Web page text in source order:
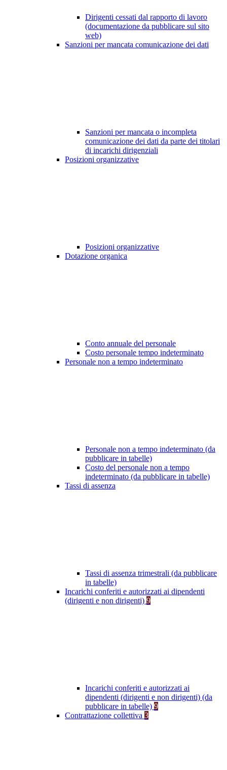
Dirigenti cessati dal rapporto di lavoro
(documentazione da pubblicare sul sito
web)
Sanzioni per mancata comunicazione dei dati
Sanzioni per mancata o incompleta
comunicazione dei dati da parte dei titolari
di incarichi dirigenziali
Posizioni organizzative
Posizioni organizzative
Dotazione organica
Conto annuale del personale
Costo personale tempo indeterminato
Personale non a tempo indeterminato
Personale non a tempo indeterminato (da
pubblicare in tabelle)
Costo del personale non a tempo
indeterminato (da pubblicare in tabelle)
Tassi di assenza
Tassi di assenza trimestrali (da pubblicare
in tabelle)
Incarichi conferiti e autorizzati ai dipendenti
(dirigenti e non dirigenti) 9
Incarichi conferiti e autorizzati ai
dipendenti (dirigenti e non dirigenti) (da
pubblicare in tabelle) 9
Contrattazione collettiva 3